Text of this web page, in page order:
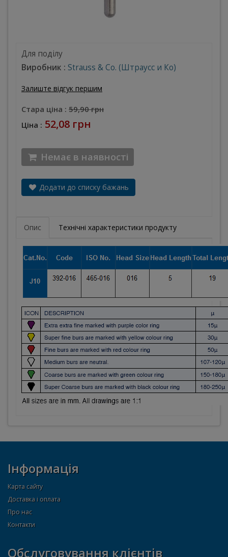
Для поділу
Виробник : Strauss & Co. (Штраусс и Ко)
Залиште відгук першим
Стара ціна : 59,90 грн
Ціна : 52,08 грн
Немає в наявності
Додати до списку бажань
Опис Технічні характеристики продукту
Інформація
Карта сайту
Доставка і оплата
Про нас
Контакти
Обслуговування клієнтів